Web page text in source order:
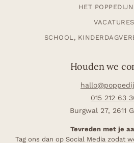
HET
VACATURES
SCHOOL,
Houden we
015 212 63
Burgwal 27, 2611
Tevreden met je
Tag ons dan op Social Media zodat